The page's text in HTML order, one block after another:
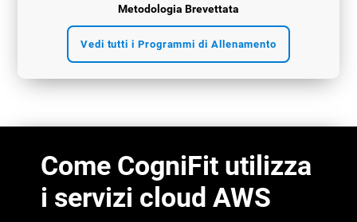
Vedi tutti i Programmi di Allenamento
Metodologia Brevettata
Come CogniFit utilizza
i servizi cloud AWS